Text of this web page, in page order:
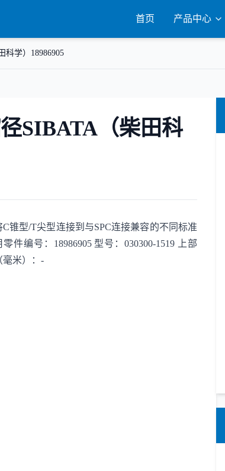
首页 产品中心
科学）18986905
SIBATA（柴田科
锥型/T尖型连接到与SPC连接兼容的不同标准
编号：18986905 型号：030300-1519 上部
毫米）：-